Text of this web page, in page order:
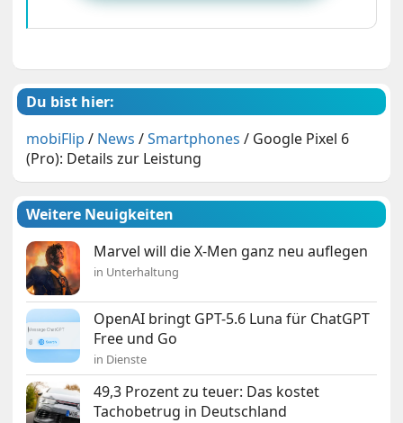
Du bist hier:
mobiFlip / News /Smartphones / Google Pixel 6
(Pro): Details zur Leistung
Weitere Neuigkeiten
Marvel will die X-Men ganz neu auflegen
in Unterhaltung
OpenAI bringt GPT-5.6 Luna für ChatGPT
Free und Go
in Dienste
49,3 Prozent zu teuer: Das kostet
Tachobetrug in Deutschland